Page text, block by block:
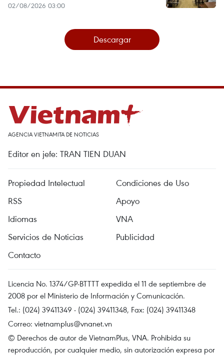
02/08/2026 03:00
Descargar
AGENCIA VIETNAMITA DE NOTICIAS
Editor en jefe: TRAN TIEN DUAN
Propiedad Intelectual
Condiciones de Uso
RSS
Apoyo
Idiomas
VNA
Servicios de Noticias
Publicidad
Contacto
Licencia No. 1374/GP-BTTTT expedida el 11 de septiembre de
2008 por el Ministerio de Información y Comunicación.
Tel.: (024) 39411349 - (024) 39411348, Fax: (024) 39411348
Correo: vietnamplus@vnanet.vn
© Derechos de autor de VietnamPlus, VNA. Prohibida su
reproducción, por cualquier medio, sin autorización expresa por